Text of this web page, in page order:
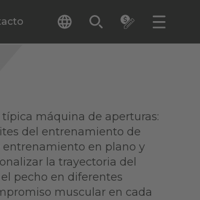
típica máquina de aperturas:
del entrenamiento de
entrenamiento en plano y
la trayectoria del
pecho en diferentes
muscular en cada